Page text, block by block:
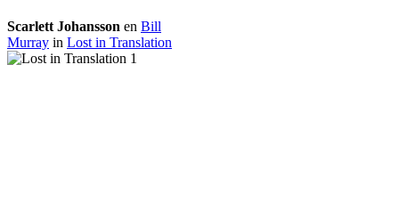
Scarlett Johansson en Bill
Murray in Lost in Translation